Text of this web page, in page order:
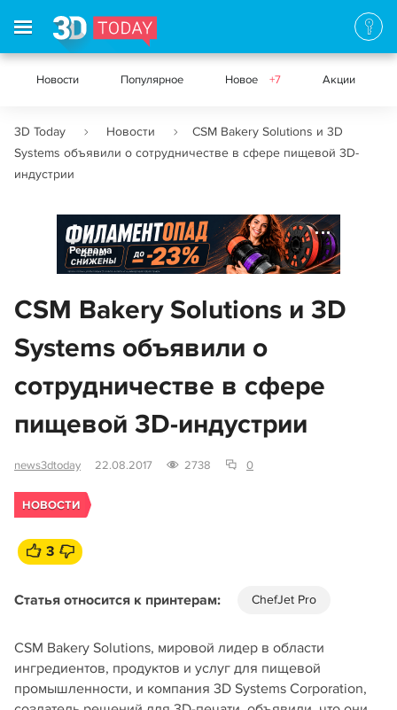
Новости Популярное Новое +7 Акции
3D Today Новости
CSM Bakery Solutions и 3D
Systems объявили о сотрудничестве в сфере пищевой 3D-
индустрии
Реклама
CSM Bakery Solutions и 3D
Systems объявили о
сотрудничестве в сфере
пищевой 3D-индустрии
news3dtoday 22.08.2017 2738 0
НОВОСТИ
3
Статья относится к принтерам: ChefJet Pro
CSM Bakery Solutions, мировой лидер в области
ингредиентов, продуктов и услуг для пищевой
промышленности, и компания 3D Systems Corporation,